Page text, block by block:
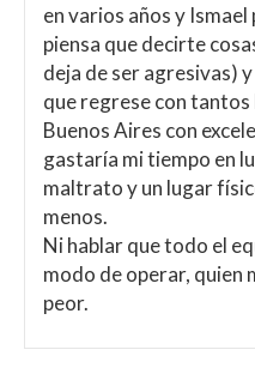
en varios años y
piensa que decirte
deja de ser agresivas)
que regrese con
Buenos Aires con
gastaría mi tiempo en
maltrato y un lugar
menos.
Ni hablar que todo el
modo de operar, quien
peor.